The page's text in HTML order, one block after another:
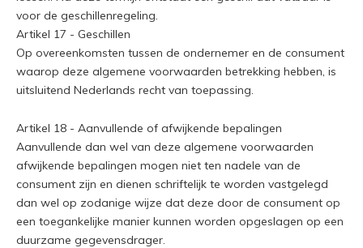
voor de geschillenregeling.
Artikel 17 - Geschillen
Op overeenkomsten tussen de ondernemer en de consument
waarop deze algemene voorwaarden betrekking hebben, is
uitsluitend Nederlands recht van toepassing.
Artikel 18 - Aanvullende of afwijkende bepalingen
Aanvullende dan wel van deze algemene voorwaarden
afwijkende bepalingen mogen niet ten nadele van de
consument zijn en dienen schriftelijk te worden vastgelegd
dan wel op zodanige wijze dat deze door de consument op
een toegankelijke manier kunnen worden opgeslagen op een
duurzame gegevensdrager.